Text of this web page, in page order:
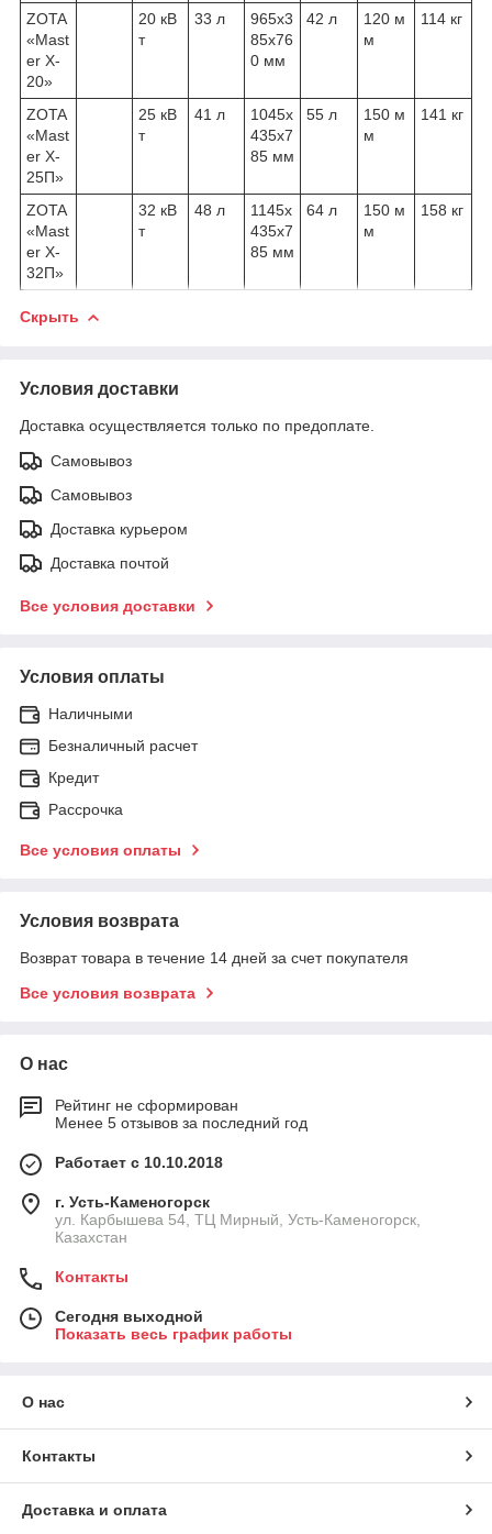
ZOTA
«Mast
er X-
20»
20 кВ
т
33 л
965х3
85х76
0 мм
42 л
120 м
м
114 кг
ZOTA
«Mast
er X-
25П»
25 кВ
т
41 л
1045х
435х7
85 мм
55 л
150 м
м
141 кг
ZOTA
«Mast
er X-
32П»
32 кВ
т
48 л
1145х
435х7
85 мм
64 л
150 м
м
158 кг
Скрыть
Условия доставки
Доставка осуществляется только по предоплате.
Самовывоз
Самовывоз
Доставка курьером
Доставка почтой
Все условия доставки
Условия оплаты
Наличными
Безналичный расчет
Кредит
Рассрочка
Все условия оплаты
Условия возврата
Возврат товара в течение 14 дней за счет покупателя
Все условия возврата
О нас
Рейтинг не сформирован
Менее 5 отзывов за последний год
Работает с 10.10.2018
г. Усть-Каменогорск
ул. Карбышева 54, ТЦ Мирный, Усть-Каменогорск,
Казахстан
Контакты
Сегодня выходной
Показать весь график работы
О нас
Контакты
Доставка и оплата